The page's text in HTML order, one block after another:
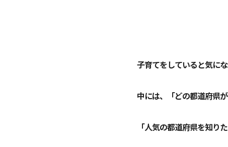
子育てをしていると気に
中には、「どの都道府県
「人気の都道府県を知り